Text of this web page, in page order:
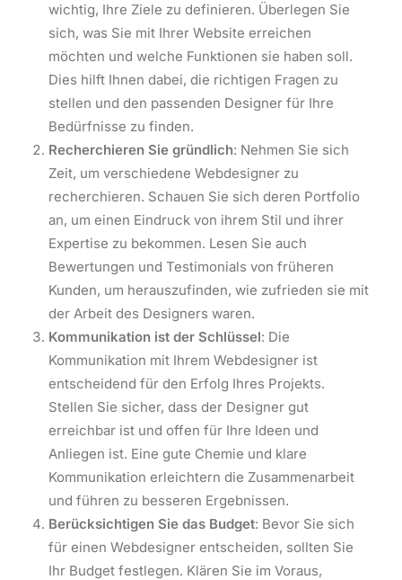
wichtig, Ihre Ziele zu definieren. Überlegen Sie
sich, was Sie mit Ihrer Website erreichen
möchten und welche Funktionen sie haben soll.
Dies hilft Ihnen dabei, die richtigen Fragen zu
stellen und den passenden Designer für Ihre
Bedürfnisse zu finden.
Recherchieren Sie gründlich: Nehmen Sie sich
Zeit, um verschiedene Webdesigner zu
recherchieren. Schauen Sie sich deren Portfolio
an, um einen Eindruck von ihrem Stil und ihrer
Expertise zu bekommen. Lesen Sie auch
Bewertungen und Testimonials von früheren
Kunden, um herauszufinden, wie zufrieden sie mit
der Arbeit des Designers waren.
Kommunikation ist der Schlüssel: Die
Kommunikation mit Ihrem Webdesigner ist
entscheidend für den Erfolg Ihres Projekts.
Stellen Sie sicher, dass der Designer gut
erreichbar ist und offen für Ihre Ideen und
Anliegen ist. Eine gute Chemie und klare
Kommunikation erleichtern die Zusammenarbeit
und führen zu besseren Ergebnissen.
Berücksichtigen Sie das Budget: Bevor Sie sich
für einen Webdesigner entscheiden, sollten Sie
Ihr Budget festlegen. Klären Sie im Voraus,